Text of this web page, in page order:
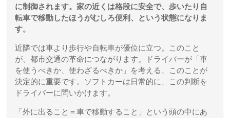
に制御されます。家の近くは格段に安全で、歩いたり自
転車で移動したほうがむしろ便利、という状態になりま
す。
近隣では車より歩行や自転車が優位に立つ。このこと
が、都市交通の革命につながります。ドライバーが「車
を使うべきか、使わざるべきか」を考える、このことが
決定的に重要です。ソフトカーは日常的に、この判断を
ドライバーに問いかけます。
「外に出ること＝車で移動すること」という頭の中にあ